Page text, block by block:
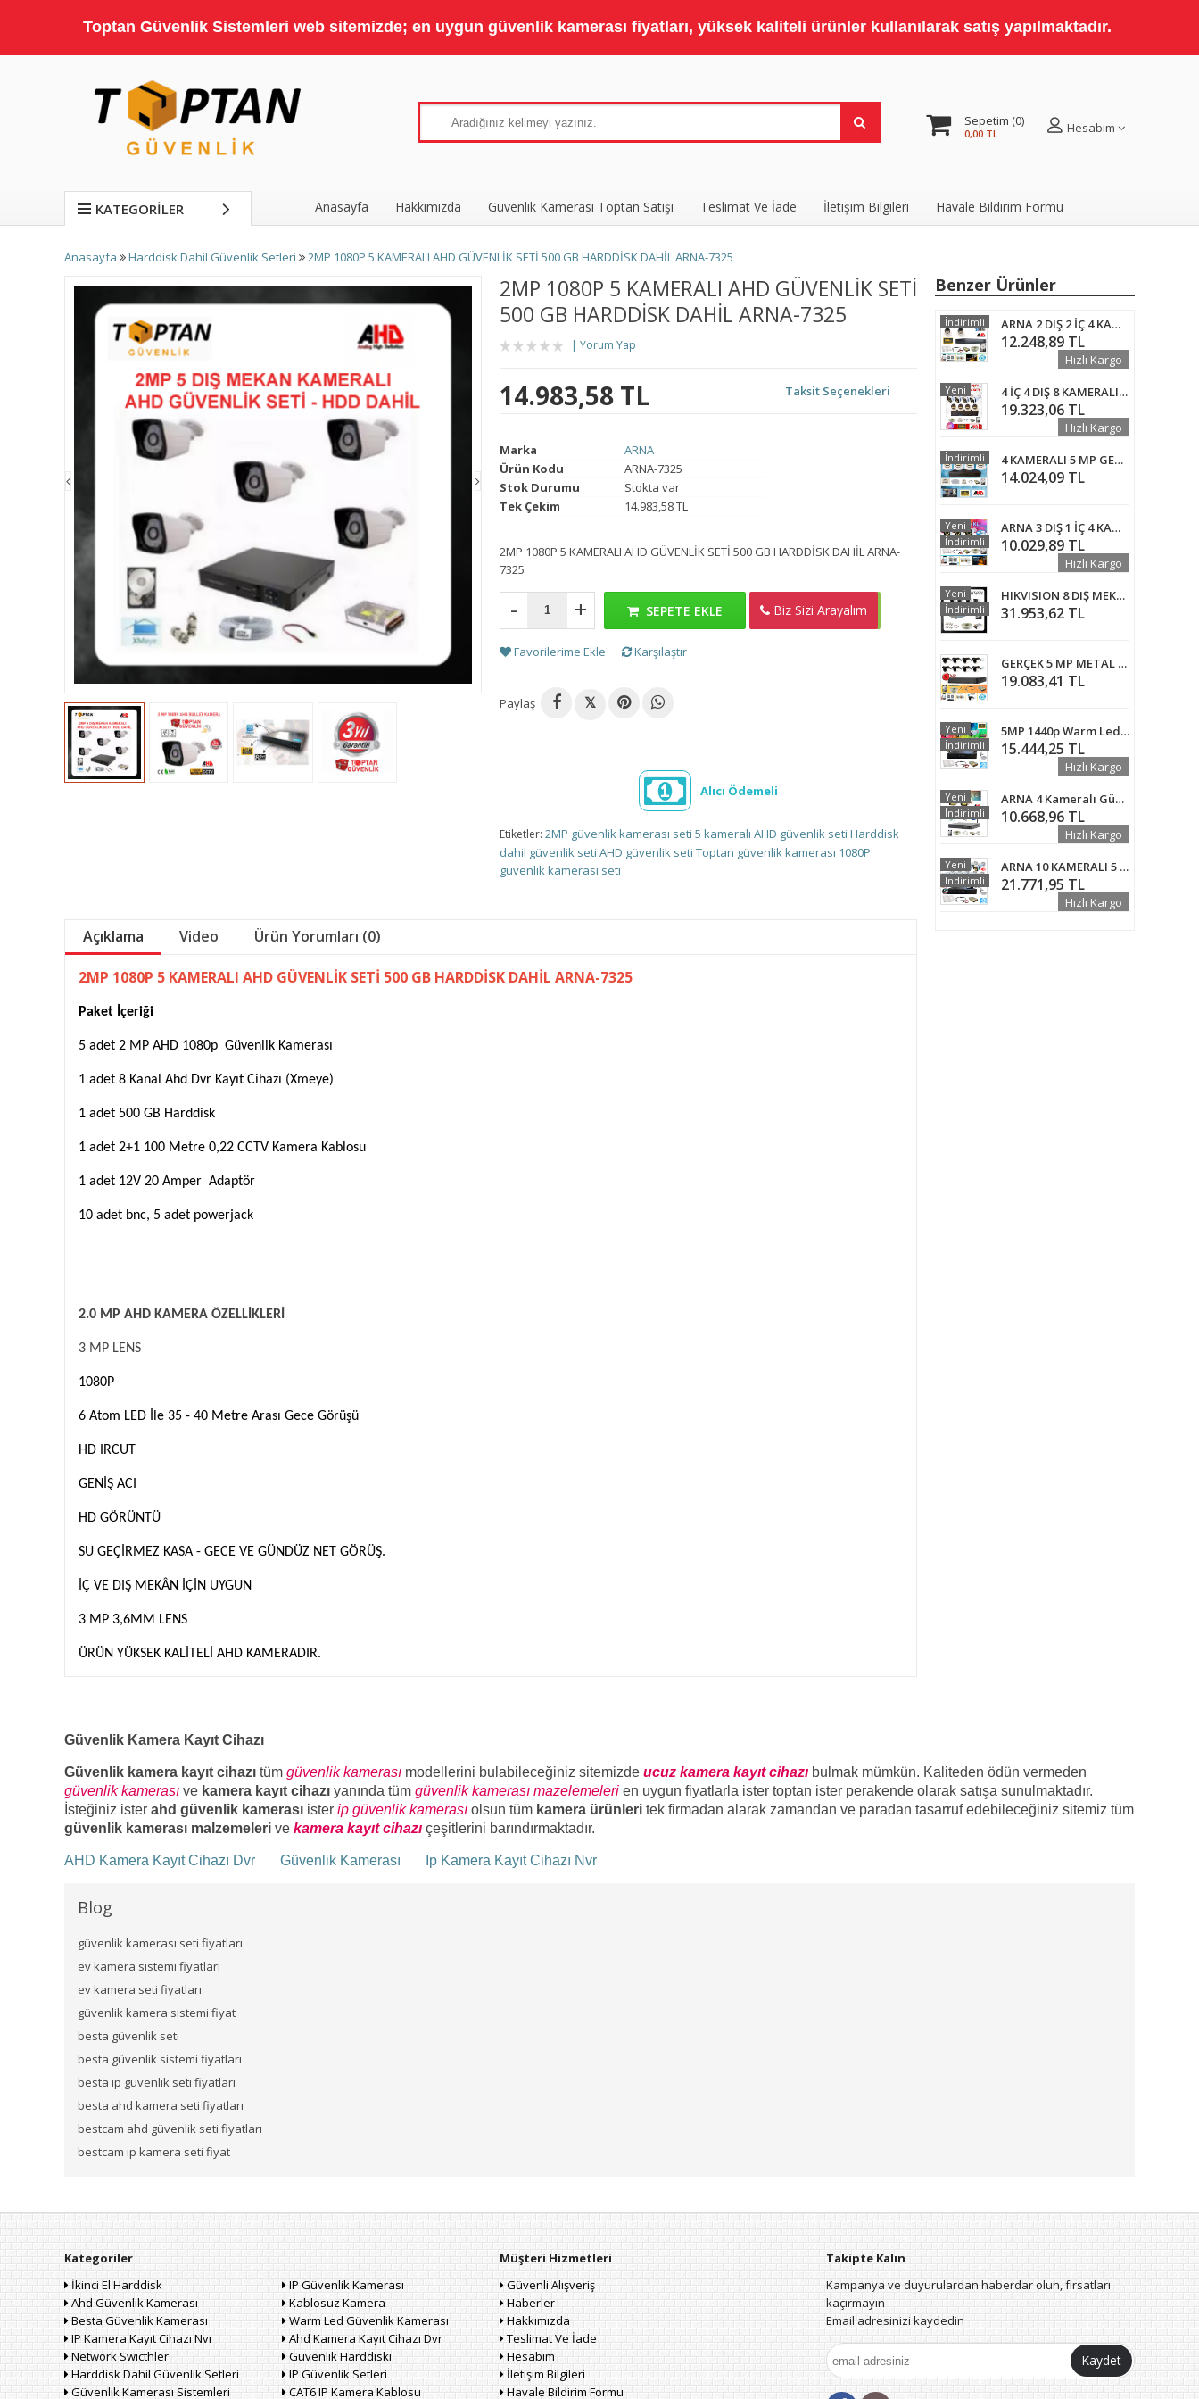
Toptan Güvenlik Sistemleri web sitemizde; en uygun güvenlik kamerası fiyatları, yüksek kaliteli ürünler kullanılarak satış yapılmaktadır.
Sepetim 0
0,00 TL Hesabım
KATEGORILER Anasayfa Hakkımızda Güvenlik Kamerası Toptan Satışı Teslimat Ve İade İletişim Bilgileri Havale Bildirim Formu
Anasayfa Harddisk Dahil Güvenlik Setleri 2MP 1080P 5 KAMERALI AHD GÜVENLİK SETİ 500 GB HARDDİSK DAHİL ARNA-7325
2MP 1080P 5 KAMERALI AHD GÜVENLİK SETİ
500 GB HARDDİSK DAHİL ARNA-7325
Yorum Yap
14.983,58 TL Taksit Seçenekleri
Marka
ARNA
Ürün Kodu
ARNA-7325
Stok Durumu
Stokta var
Tek Çekim
14.983,58 TL
2MP 1080P 5 KAMERALI AHD GÜVENLİK SETİ 500 GB HARDDİSK DAHİL ARNA-
7325
- + SEPETE EKLE HEMEN AL
Favorilerime Ekle Karşılaştır
Biz Sizi Arayalım
Paylaş 𝕏
Alıcı Ödemeli
Etiketler: 2MP güvenlik kamerası seti 5 kameralı AHD güvenlik seti Harddisk
dahil güvenlik seti AHD güvenlik seti Toptan güvenlik kamerası 1080P
güvenlik kamerası seti
Açıklama Video Ürün Yorumları (0)
2MP 1080P 5 KAMERALI AHD GÜVENLİK SETİ 500 GB HARDDİSK DAHİL ARNA-7325
Paket İçeriği
5 adet 2 MP AHD 1080p Güvenlik Kamerası
1 adet 8 Kanal Ahd Dvr Kayıt Cihazı (Xmeye)
1 adet 500 GB Harddisk
1 adet 2+1 100 Metre 0,22 CCTV Kamera Kablosu
1 adet 12V 20 Amper Adaptör
10 adet bnc, 5 adet powerjack
2.0 MP AHD KAMERA ÖZELLİKLERİ
3 MP LENS
1080P
6 Atom LED İle 35 - 40 Metre Arası Gece Görüşü
HD IRCUT
GENİŞ ACI
HD GÖRÜNTÜ
SU GEÇİRMEZ KASA - GECE VE GÜNDÜZ NET GÖRÜŞ.
İÇ VE DIŞ MEKÂN İÇİN UYGUN
3 MP 3,6MM LENS
ÜRÜN YÜKSEK KALİTELİ AHD KAMERADIR.
Benzer Ürünler
ARNA 2 DIŞ 2 İÇ 4 KAMERALI 5 MP 8 WARM LEDLİ WATERPROOF AHD GÜVENLİK SETİ 1 TB HDD DAHİL- ST-1058WT
12.248,89 TL
İndirimli
Hızlı Kargo
4 İÇ 4 DIŞ 8 KAMERALI GECE RENKLİ SESLİ 5 MP 2 TB HDD DAHİL AHD GÜVENLİK KAMERA SETİ - ST582SW
19.323,06 TL
Yeni
Hızlı Kargo
4 KAMERALI 5 MP GECE RENKLİ SESLİ İÇ MEKAN DOME GÜVENLİK SETİ 2 TB HDD DAHİL - ST5920
14.024,09 TL
İndirimli
ARNA 3 DIŞ 1 İÇ 4 KAMERALI GECE RENKLİ WIFI OZELLİKLİ 320 GB HDD DAHİL GÜVENLİK KAMERA SETİ - ST024320WR
10.029,89 TL
Yeni
İndirimli
Hızlı Kargo
HIKVISION 8 DIŞ MEKAN KAMERALI GÜVENLİK SETİ - HDD DAHİL - HV16D08
31.953,62 TL
Yeni
İndirimli
GERÇEK 5 MP METAL KASA 8 KAMERALI AHD GÜVENLİK SETİ 2 TB HDD DAHİL - ST85200GM
19.083,41 TL
5MP 1440p Warm Led Gece Renkli 8 Kameralı 250GB Harddisk Dahil AHD Güvenlik Kamerası Seti - ST-58250T
15.444,25 TL
Yeni
İndirimli
Hızlı Kargo
ARNA 4 Kameralı Güvenlik Seti 500 GB HDD- 5MP Sony Lensli Full Hd Gece Renkli Görüşlü Güvenlik Kamerası Sistemi - Cepten Izle
10.668,96 TL
Yeni
İndirimli
Hızlı Kargo
ARNA 10 KAMERALI 5 MP SESLİ WARM LED WATERPROOF 3.6 MM LENS H.265 1 TB HDD DAHİL AHD GÜVENLİK SETİ - ST5101T
21.771,95 TL
Yeni
İndirimli
Hızlı Kargo
Güvenlik Kamera Kayıt Cihazı
Güvenlik kamera kayıt cihazı tüm güvenlik kamerası modellerini bulabileceğiniz sitemizde ucuz kamera kayıt cihazı bulmak mümkün. Kaliteden ödün vermeden
güvenlik kamerası ve kamera kayıt cihazı yanında tüm güvenlik kamerası mazelemeleri en uygun fiyatlarla ister toptan ister perakende olarak satışa sunulmaktadır.
İsteğiniz ister ahd güvenlik kamerası ister ip güvenlik kamerası olsun tüm kamera ürünleri tek firmadan alarak zamandan ve paradan tasarruf edebileceğiniz sitemiz tüm
güvenlik kamerası malzemeleri ve kamera kayıt cihazı çeşitlerini barındırmaktadır.
AHD Kamera Kayıt Cihazı Dvr Güvenlik Kamerası Ip Kamera Kayıt Cihazı Nvr
Blog
güvenlik kamerası seti fiyatları
ev kamera sistemi fiyatları
ev kamera seti fiyatları
güvenlik kamera sistemi fiyat
besta güvenlik seti
besta güvenlik sistemi fiyatları
besta ip güvenlik seti fiyatları
besta ahd kamera seti fiyatları
bestcam ahd güvenlik seti fiyatları
bestcam ip kamera seti fiyat
Kategoriler
İkinci El Harddisk
IP Güvenlik Kamerası
Ahd Güvenlik Kamerası
Kablosuz Kamera
Besta Güvenlik Kamerası
Warm Led Güvenlik Kamerası
IP Kamera Kayıt Cihazı Nvr
Ahd Kamera Kayıt Cihazı Dvr
Network Swicthler
Güvenlik Harddiski
Harddisk Dahil Güvenlik Setleri
IP Güvenlik Setleri
Güvenlik Kamerası Sistemleri
CAT6 IP Kamera Kablosu
Müşteri Hizmetleri
Güvenli Alışveriş
Haberler
Hakkımızda
Teslimat Ve İade
Hesabım
İletişim Bilgileri
Havale Bildirim Formu
Takipte Kalın
Kampanya ve duyurulardan haberdar olun, fırsatları
kaçırmayın
Email adresinizi kaydedin
Kaydet